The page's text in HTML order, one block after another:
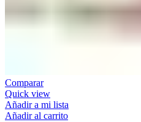
Comparar
Quick view
Añadir a mi lista
Añadir al carrito